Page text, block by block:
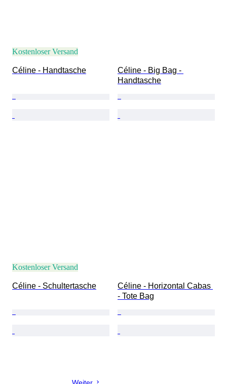
Kostenloser Versand
Céline - Handtasche
Céline - Big Bag -
Handtasche
Kostenloser Versand
Céline - Schultertasche
Céline - Horizontal Cabas
- Tote Bag